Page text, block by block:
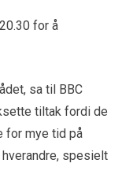
for å
sa til BBC
tiltak fordi de
for mye tid på
spesielt